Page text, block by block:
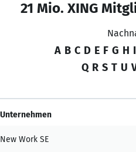
21 Mio. XING
A B C D E F G H I
Q R S T U
Unternehmen
New Work SE